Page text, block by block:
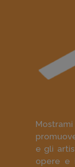
e gli
opere e